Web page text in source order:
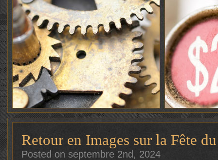
Retour en Images sur la Fête
Posted on septembre 2nd, 2024